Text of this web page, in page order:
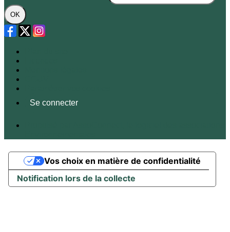
OK
Se connecter
Notification lors de la collecte
Vos choix en matière de confidentialité